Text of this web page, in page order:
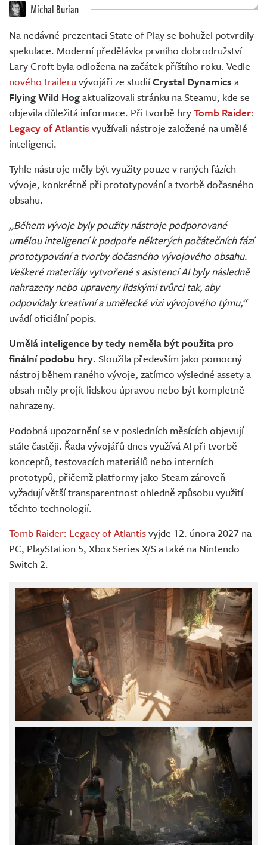
Živě Michal Burian
Na nedávné prezentaci State of Play se bohužel potvrdily
spekulace. Moderní předělávka prvního dobrodružství
Lary Croft byla odložena na začátek příštího roku. Vedle
nového traileru vývojáři ze studiíCrystal Dynamics a
Flying Wild Hogaktualizovali stránku na Steamu, kde se
objevila důležitá informace. Při tvorbě hryTomb Raider:
Legacy of Atlantis využívali nástroje založené na umělé
inteligenci.
Tyhle nástroje měly být využity pouze v raných fázích
vývoje, konkrétně při prototypování a tvorbě dočasného
obsahu.
„Během vývoje byly použity nástroje podporované
umělou inteligencí k podpoře některých počátečních fází
prototypování a tvorby dočasného vývojového obsahu.
Veškeré materiály vytvořené s asistencí AI byly následně
nahrazeny nebo upraveny lidskými tvůrci tak, aby
odpovídaly kreativní a umělecké vizi vývojového týmu,“
uvádí oficiální popis.
Umělá inteligence by tedy neměla být použita pro
finální podobu hry. Sloužila především jako pomocný
nástroj během raného vývoje, zatímco výsledné assety a
obsah měly projít lidskou úpravou nebo být kompletně
nahrazeny.
Podobná upozornění se v posledních měsících objevují
stále častěji. Řada vývojářů dnes využívá AI při tvorbě
konceptů, testovacích materiálů nebo interních
prototypů, přičemž platformy jako Steam zároveň
vyžadují větší transparentnost ohledně způsobu využití
těchto technologií.
Tomb Raider: Legacy of Atlantisvyjde 12. února 2027 na
PC, PlayStation 5, Xbox Series X/S a také na Nintendo
Switch 2.